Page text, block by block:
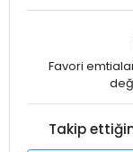
Favori
Takip